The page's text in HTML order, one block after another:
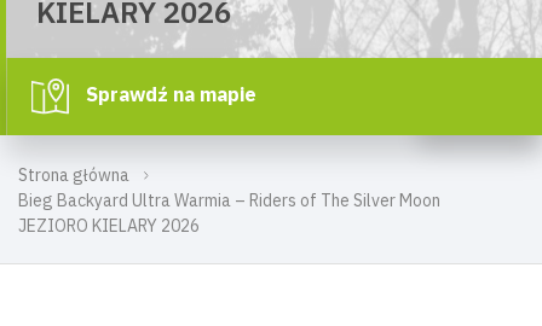
Strona główna
Bieg Backyard Ultra Warmia – Riders of The Silver Moon
JEZIORO KIELARY 2026
KIELARY 2026
Sprawdź na mapie